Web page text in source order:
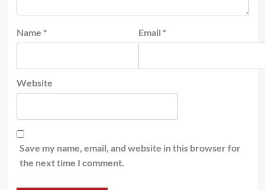
Name * Email *
Website
Save my name, email, and website in this browser for
the next time I comment.